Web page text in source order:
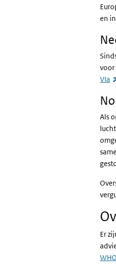
en in
voor
VIa
Als
Er
WHO